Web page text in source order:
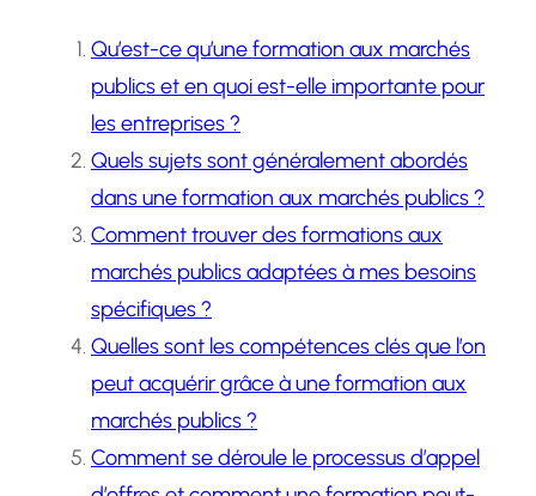
Qu’est-ce qu’une formation aux marchés
publics et en quoi est-elle importante pour
les entreprises ?
Quels sujets sont généralement abordés
dans une formation aux marchés publics ?
Comment trouver des formations aux
marchés publics adaptées à mes besoins
spécifiques ?
Quelles sont les compétences clés que l’on
peut acquérir grâce à une formation aux
marchés publics ?
Comment se déroule le processus d’appel